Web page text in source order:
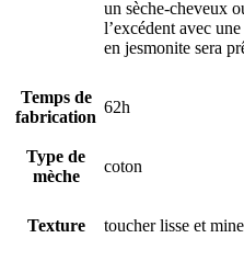
un sèche-cheveux
l’excédent avec
en jesmonite sera
Temps de
fabrication
62h
Type de
mèche
coton
Texture toucher lisse et